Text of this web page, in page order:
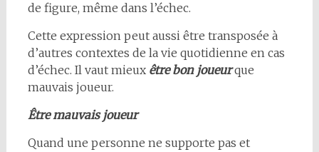
de figure, même dans l’échec.
Cette expression peut aussi être transposée à
d’autres contextes de la vie quotidienne en cas
d’échec. Il vaut mieux être bon joueurque
mauvais joueur.
Être mauvais joueur
Quand une personne ne supporte pas et